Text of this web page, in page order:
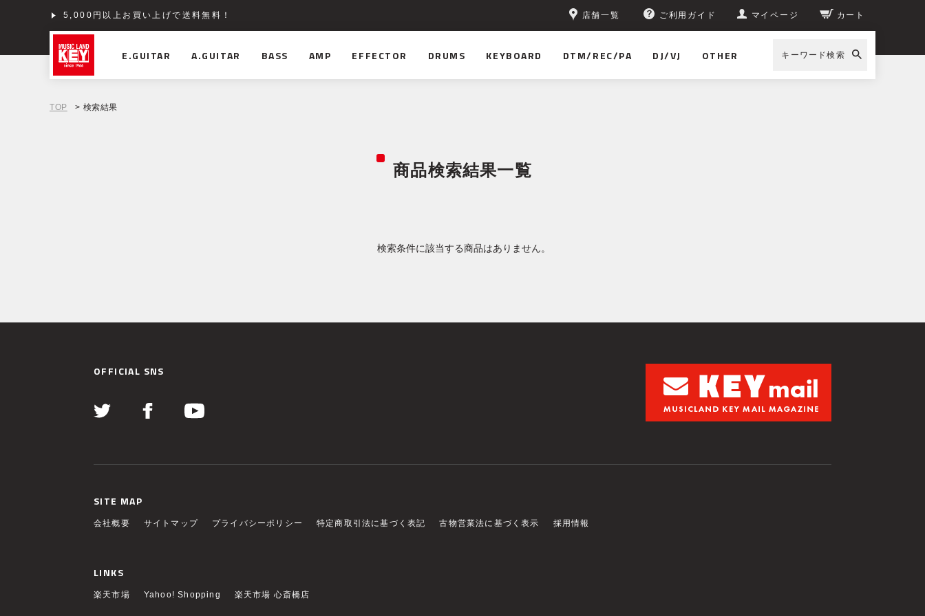
5,000円以上お買い上げで送料無料！ 店舗一覧 ご利用ガイド マイページ カート
E.GUITAR A.GUITAR BASS AMP EFFECTOR DRUMS KEYBOARD DTM/REC/PA DJ/VJ OTHER キーワード検索
TOP > 検索結果
商品検索結果一覧
検索条件に該当する商品はありません。
OFFICIAL SNS
SITE MAP
会社概要 サイトマップ プライバシーポリシー 特定商取引法に基づく表記 古物営業法に基づく表示 採用情報
LINKS
楽天市場 Yahoo! Shopping 楽天市場 心斎橋店